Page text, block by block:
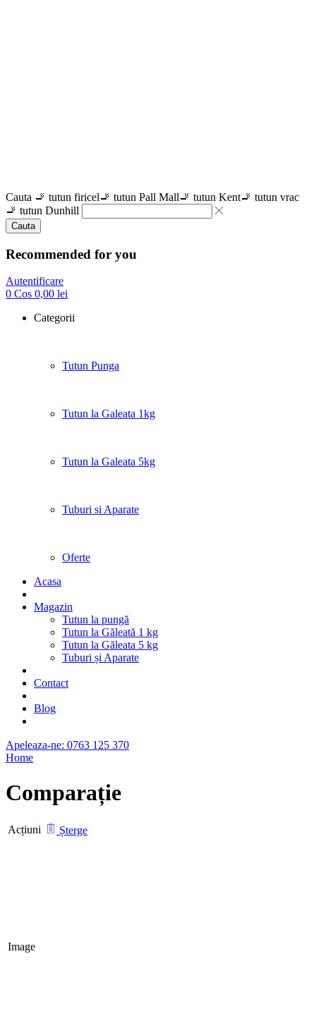
Cauta 🚬 tutun firicel🚬 tutun Pall Mall🚬 tutun Kent🚬 tutun vrac
🚬 tutun Dunhill
Cauta
Recommended for you
Autentificare
0 Cos 0,00 lei
Categorii
Tutun Punga
Tutun la Galeata 1kg
Tutun la Galeata 5kg
Tuburi si Aparate
Oferte
Acasa
Magazin
Tutun la pungă
Tutun la Găleată 1 kg
Tutun la Găleata 5 kg
Tuburi și Aparate
Contact
Blog
Apeleaza-ne: 0763 125 370
Home
Comparație
Acțiuni Șterge
Image